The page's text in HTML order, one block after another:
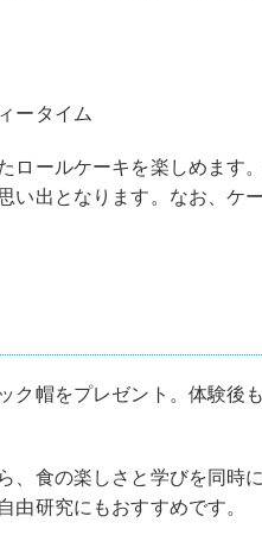
ータイム
ロールケーキを楽しめます
い出となります。なお、ケ
ク帽をプレゼント。体験後
、食の楽しさと学びを同時
由研究にもおすすめです。